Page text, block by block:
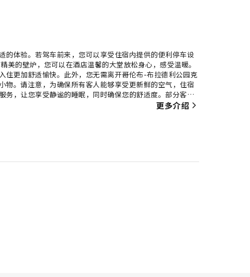
体验。若驾车前来，您可以享受住宿内提供的便利停车设
的壁炉，您可以在酒店温馨的大堂放松身心，感受温暖。
住更加舒适愉快。此外，您无需离开哥伦布-布拉德利公园克
。请注意，为确保所有客人能够享受更新鲜的空气，住宿
，让您享受静谧的睡眠，同时确保您的舒适度。部分客房
德利公园克拉里奥波茵特酒店精心打造的客房可以提供例如
更多介绍